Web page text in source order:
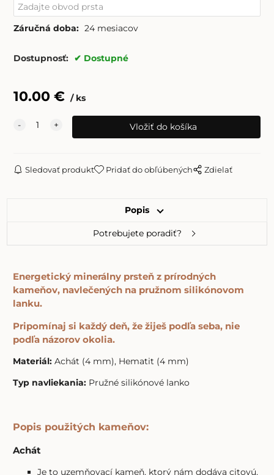
Záručná doba: 24 mesiacov
Dostupnosť: Dostupné
10.00 € ks
Sledovať produkt Pridať do obľúbených Zdielať
Popis
Potrebujete poradiť?
Energetický minerálny prsteň z prírodných
kameňov, navlečených na pružnom silikónovom
lanku.
Pripomínaj si každý deň, že žiješ podľa seba, nie
podľa názorov okolia.
Materiál: Achát (4 mm), Hematit (4 mm)
Typ navliekania: Pružné silikónové lanko
Popis použitých kameňov:
Achát
Je to uzemňovací kameň, ktorý nám dodáva citovú,